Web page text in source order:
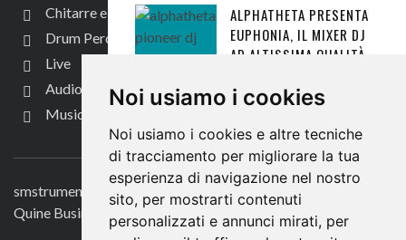
Noi usiamo i cookies
Noi usiamo i cookies e altre tecniche
di tracciamento per migliorare la tua
esperienza di navigazione nel nostro
sito, per mostrarti contenuti
personalizzati e annunci mirati, per
ALPHATHETA PRESENTA
EUPHONIA, IL MIXER DJ
AD ALTISSIMA QUALITÀ
HARDWARE NEWS,NEWS
BEHRINGER WAVE
SYNTHESIZER, IL CLONE
DEL SINTETIZZATORE
IBRIDO PPG WAVE
Chitarre e bassi
Drum Perc
Live
Audio per video
Music Life
CONTATTACI
smstrumentimusicali.it
Quine Business Publisher